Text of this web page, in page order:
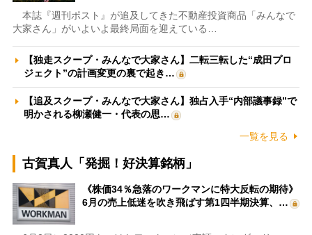
本誌『週刊ポスト』が追及してきた不動産投資商品「みんなで
大家さん」がいよいよ最終局面を迎えている…
【独走スクープ・みんなで大家さん】二転三転した“成田プロ
ジェクト”の計画変更の裏で起き…
【追及スクープ・みんなで大家さん】独占入手“内部議事録”で
明かされる柳瀬健一・代表の思…
一覧を見る
古賀真人「発掘！好決算銘柄」
《株価34％急落のワークマンに特大反転の期待》
6月の売上低迷を吹き飛ばす第1四半期決算、…